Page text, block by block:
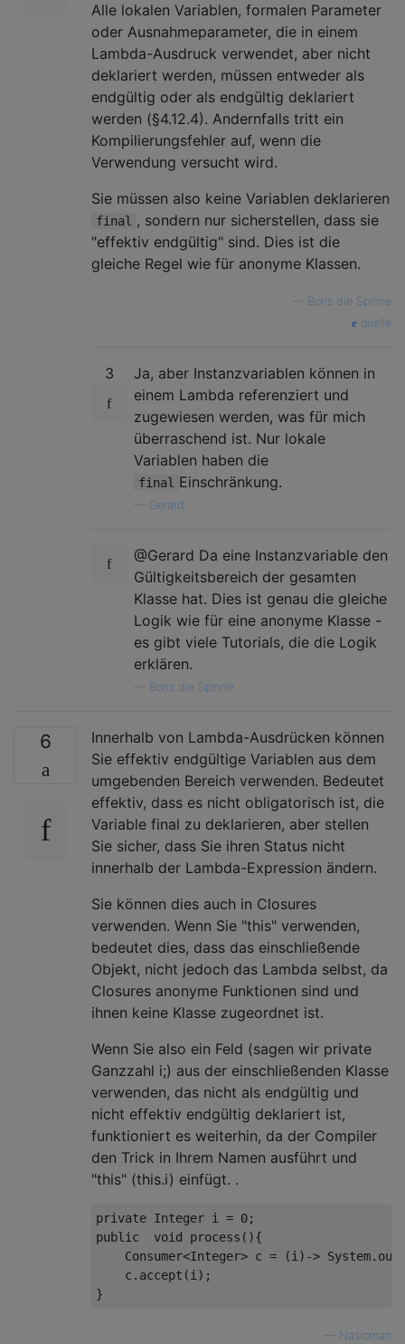
Alle lokalen Variablen, formalen Parameter
oder Ausnahmeparameter, die in einem
Lambda-Ausdruck verwendet, aber nicht
deklariert werden, müssen entweder als
endgültig oder als endgültig deklariert
werden (§4.12.4). Andernfalls tritt ein
Kompilierungsfehler auf, wenn die
Verwendung versucht wird.
Sie müssen also keine Variablen deklarieren
final , sondern nur sicherstellen, dass sie
"effektiv endgültig" sind. Dies ist die
gleiche Regel wie für anonyme Klassen.
Boris die Spinne
quelle
3
Ja, aber Instanzvariablen können in
einem Lambda referenziert und
zugewiesen werden, was für mich
überraschend ist. Nur lokale
Variablen haben die
final Einschränkung.
Gerard
@Gerard Da eine Instanzvariable den
Gültigkeitsbereich der gesamten
Klasse hat. Dies ist genau die gleiche
Logik wie für eine anonyme Klasse -
es gibt viele Tutorials, die die Logik
erklären.
Boris die Spinne
6
Innerhalb von Lambda-Ausdrücken können
Sie effektiv endgültige Variablen aus dem
umgebenden Bereich verwenden. Bedeutet
effektiv, dass es nicht obligatorisch ist, die
Variable final zu deklarieren, aber stellen
Sie sicher, dass Sie ihren Status nicht
innerhalb der Lambda-Expression ändern.
Sie können dies auch in Closures
verwenden. Wenn Sie "this" verwenden,
bedeutet dies, dass das einschließende
Objekt, nicht jedoch das Lambda selbst, da
Closures anonyme Funktionen sind und
ihnen keine Klasse zugeordnet ist.
Wenn Sie also ein Feld (sagen wir private
Ganzzahl i;) aus der einschließenden Klasse
verwenden, das nicht als endgültig und
nicht effektiv endgültig deklariert ist,
funktioniert es weiterhin, da der Compiler
den Trick in Ihrem Namen ausführt und
"this" (this.i) einfügt. .
private Integer i = 0
public
void process (){
Consumer<Integer> c = (i)->
    c.accept(i);
Nasioman